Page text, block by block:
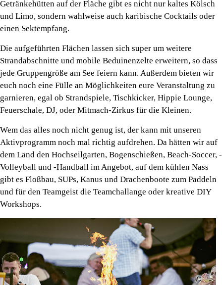
Getränkehütten auf der Fläche gibt es nicht nur kaltes Kölsch
und Limo, sondern wahlweise auch karibische Cocktails oder
einen Sektempfang.
Die aufgeführten Flächen lassen sich super um weitere
Strandabschnitte und mobile Beduinenzelte erweitern, so dass
jede Gruppengröße am See feiern kann. Außerdem bieten wir
euch noch eine Fülle an Möglichkeiten eure Veranstaltung zu
garnieren, egal ob Strandspiele, Tischkicker, Hippie Lounge,
Feuerschale, DJ, oder Mitmach-Zirkus für die Kleinen.
Wem das alles noch nicht genug ist, der kann mit unseren
Aktivprogramm noch mal richtig aufdrehen. Da hätten wir auf
dem Land den Hochseilgarten, Bogenschießen, Beach-Soccer, -
Volleyball und -Handball im Angebot, auf dem kühlen Nass
gibt es Floßbau, SUPs, Kanus und Drachenboote zum Paddeln
und für den Teamgeist die Teamchallange oder kreative DIY
Workshops.